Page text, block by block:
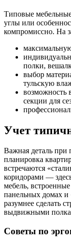
Типовые
углы или
компромиссно. На
полки,
выбор
тульскую
возможность
секции для
Учет
Важная деталь при
планировка
встречаются
коридорами —
мебель,
панельных домах и
разумнее сделать
выдвижными
Советы по